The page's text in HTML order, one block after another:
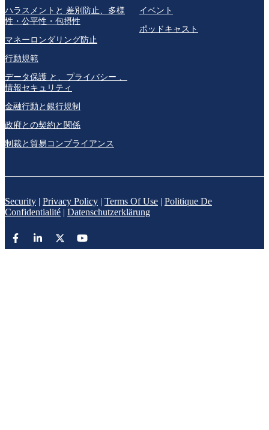
ハラスメントと 差別防止、多様
性・公平性・包摂性
マネーロンダリング防止
行動規範
データ保護 と、プライバシー 、
情報セキュリティ
金融行動と銀行規制
政府との契約と関係
制裁と貿易コンプライアンス
イベント
ポッドキャスト
Security | Privacy Policy | Terms Of Use | Politique De
Confidentialité | Datenschutzerklärung